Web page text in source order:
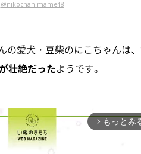
@nikochan.mame48
の愛犬・豆柴のにこちゃんは
壮絶だったようです。
arrow_forward_ios もっとみ